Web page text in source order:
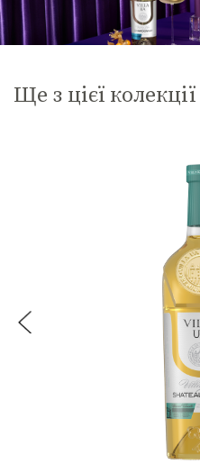
Ще з цієї колекції